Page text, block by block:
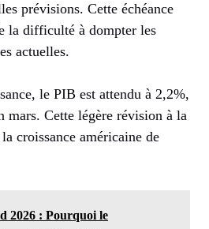
prévisions. Cette échéance
la difficulté à dompter les
actuelles.
le PIB est attendu à 2,2%,
mars. Cette légère révision à la
croissance américaine de
2026 : Pourquoi le